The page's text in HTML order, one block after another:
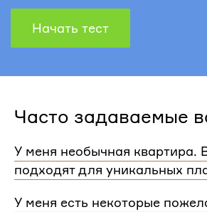
Начать тест
Часто задаваемые
У меня необычная квартира.
подходят для уникальных
планировки и учтем
У меня есть некоторые